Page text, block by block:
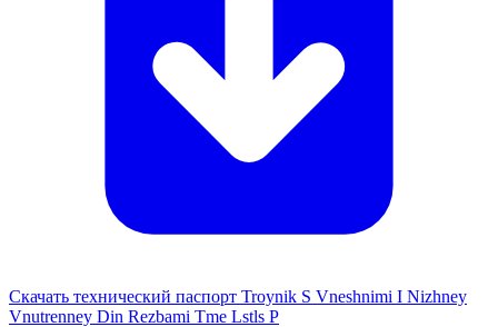
Скачать технический паспорт Troynik S Vneshnimi I Nizhney
Vnutrenney Din Rezbami Tme Lstls P